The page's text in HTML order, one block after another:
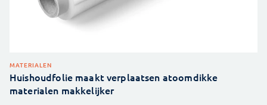
MATERIALEN
Huishoudfolie maakt verplaatsen atoomdikke
materialen makkelijker